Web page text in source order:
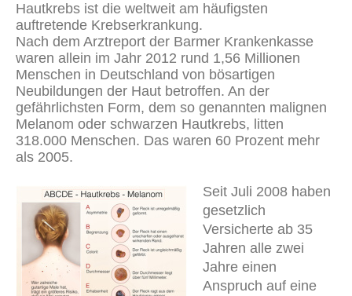
Hautkrebs ist die weltweit am häufigsten
auftretende Krebserkrankung.
Nach dem Arztreport der Barmer Krankenkasse
waren allein im Jahr 2012 rund 1,56 Millionen
Menschen in Deutschland von bösartigen
Neubildungen der Haut betroffen. An der
gefährlichsten Form, dem so genannten malignen
Melanom oder schwarzen Hautkrebs, litten
318.000 Menschen. Das waren 60 Prozent mehr
als 2005.
Seit Juli 2008 haben
gesetzlich
Versicherte ab 35
Jahren alle zwei
Jahre einen
Anspruch auf eine